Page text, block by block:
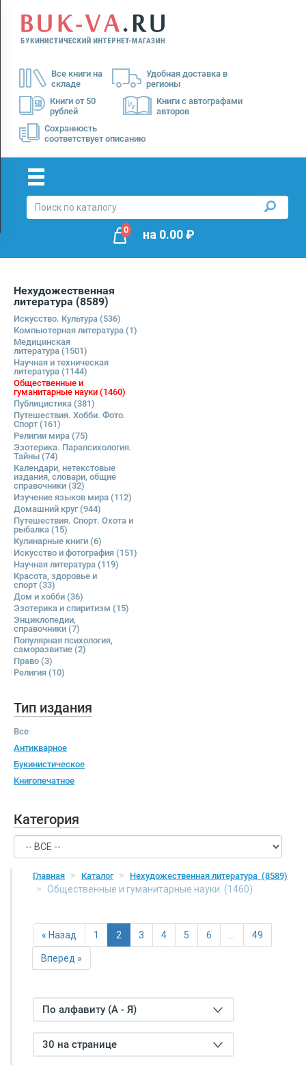
Все книги на
складе
Удобная доставка в
регионы
Книги от 50
рублей
Книги с автографами
авторов
Сохранность
соответствует описанию
Menu
Доставка
Оплата
0 на 0.00₽
Нехудожественная
литература (8589)
Искусство. Культура (536)
Компьютерная литература (1)
Медицинская
литература (1501)
Научная и техническая
литература (1144)
Общественные и
гуманитарные науки (1460)
Публицистика (381)
Путешествия. Хобби. Фото.
Спорт(161)
Религии мира (75)
Эзотерика. Парапсихология.
Тайны (74)
Календари, нетекстовые
издания, словари, общие
справочники (32)
Изучение языков мира (112)
Домашний круг(944)
Путешествия. Спорт. Охота и
рыбалка (15)
Кулинарные книги (6)
Искусство и фотография (151)
Научная литература (119)
Красота, здоровье и
спорт(33)
Дом и хобби (36)
Эзотерика и спиритизм (15)
Энциклопедии,
справочники (7)
Популярная психология,
саморазвитие (2)
Право (3)
Религия (10)
Тип издания
Все
Антикварное
Букинистическое
Книгопечатное
Категория
Главная Каталог Нехудожественная литература (8589)
Общественные и гуманитарные науки (1460)
« Назад 1 2 3 4 5 6 … 49
Вперед »
По алфавиту (А - Я)
30 на странице